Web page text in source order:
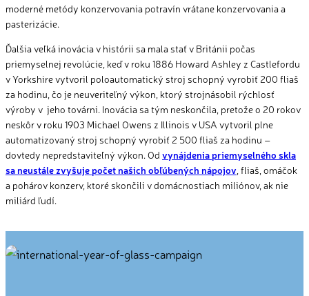
moderné metódy konzervovania potravín vrátane konzervovania a
pasterizácie.
Ďalšia veľká inovácia v histórii sa mala stať v Británii počas
priemyselnej revolúcie, keď v roku 1886 Howard Ashley z Castlefordu
v Yorkshire vytvoril poloautomatický stroj schopný vyrobiť 200 fliaš
za hodinu, čo je neuveriteľný výkon, ktorý strojnásobil rýchlosť
výroby v jeho továrni. Inovácia sa tým neskončila, pretože o 20 rokov
neskôr v roku 1903 Michael Owens z Illinois v USA vytvoril plne
automatizovaný stroj schopný vyrobiť 2 500 fliaš za hodinu –
dovtedy nepredstaviteľný výkon. Od vynájdenia priemyselného skla
sa neustále zvyšuje počet našich obľúbených nápojov , fliaš, omáčok
a pohárov konzerv, ktoré skončili v domácnostiach miliónov, ak nie
miliárd ľudí.